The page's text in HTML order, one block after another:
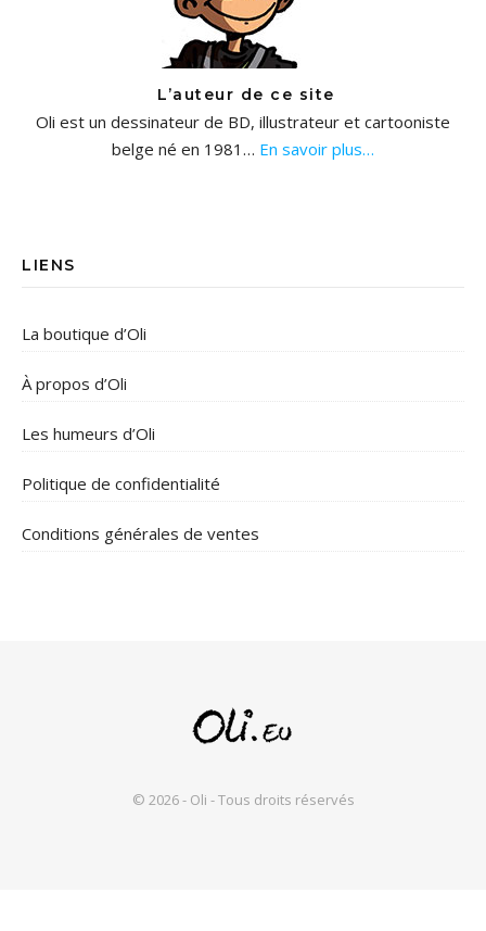
L’auteur de ce site
Oli est un dessinateur de BD, illustrateur et cartooniste
belge né en 1981… En savoir plus…
LIENS
La boutique d’Oli
À propos d’Oli
Les humeurs d’Oli
Politique de confidentialité
Conditions générales de ventes
© 2026 - Oli - Tous droits réservés